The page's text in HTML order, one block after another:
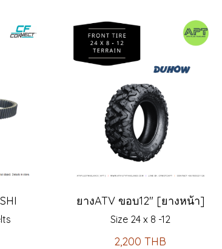
ยางATV ขอบ12" [ยางหน้า]
Size 24 x 8 -12
2,200 THB